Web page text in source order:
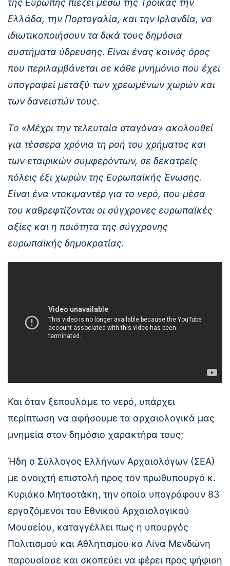
της Ευρώπης πιέζει μέσω της Τρόικας την
Ελλάδα, την Πορτογαλία, και την Ιρλανδία, να
ιδιωτικοποιήσουν τα δικά τους δημόσια
συστήματα ύδρευσης. Είναι ένας κοινός όρος
που περιλαμβάνεται σε κάθε μνημόνιο που έχει
υπογραφεί μεταξύ των χρεωμένων χωρών και
των δανειστών τους.
Το «Μέχρι την τελευταία σταγόνα» ακολουθεί
για τέσσερα χρόνια τη ροή του χρήματος και
των εταιρικών συμφερόντων, σε δεκατρείς
πόλεις έξι χωρών της Ευρωπαϊκής Ένωσης.
Είναι ένα ντοκιμαντέρ για το νερό, που μέσα
του καθρεφτίζονται οι σύγχρονες ευρωπαϊκές
αξίες και η ποιότητα της σύγχρονης
ευρωπαϊκής δημοκρατίας.
Και όταν ξεπουλάμε το νερό, υπάρχει
περίπτωση να αφήσουμε τα αρχαιολογικά μας
μνημεία στον δημόσιο χαρακτήρα τους;
Ήδη ο Σύλλογος Ελλήνων Αρχαιολόγων (ΣΕΑ)
με ανοιχτή επιστολή προς τον πρωθυπουργό κ.
Κυριάκο Μητσοτάκη, την οποία υπογράφουν 83
εργαζόμενοι του Εθνικού Αρχαιολογικού
Μουσείου, καταγγέλλει πως η υπουργός
Πολιτισμού και Αθλητισμού κα Λίνα Μενδώνη
παρουσίασε και σκοπεύει να φέρει προς ψήφιση